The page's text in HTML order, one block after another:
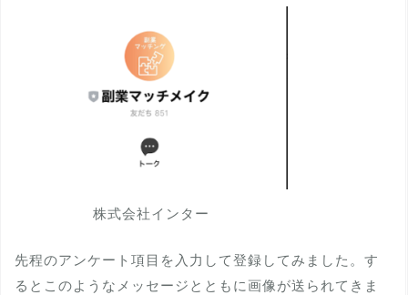
株式会社インター
先程のアンケート項目を入力して登録してみました。す
るとこのようなメッセージとともに画像が送られてきま